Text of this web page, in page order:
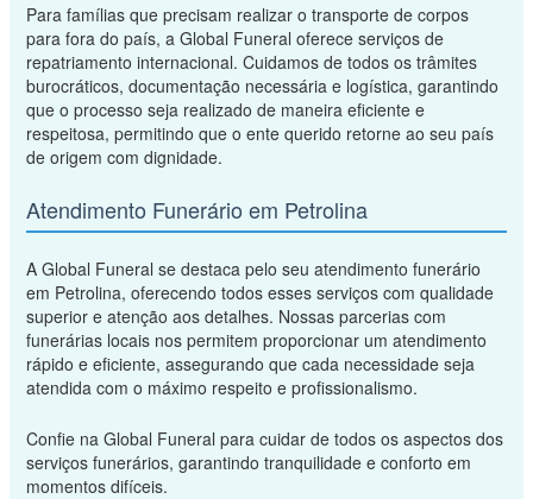
Para famílias que precisam realizar o transporte de corpos
para fora do país, a Global Funeral oferece serviços de
repatriamento internacional. Cuidamos de todos os trâmites
burocráticos, documentação necessária e logística, garantindo
que o processo seja realizado de maneira eficiente e
respeitosa, permitindo que o ente querido retorne ao seu país
de origem com dignidade.
Atendimento Funerário em Petrolina
A Global Funeral se destaca pelo seu atendimento funerário
em Petrolina, oferecendo todos esses serviços com qualidade
superior e atenção aos detalhes. Nossas parcerias com
funerárias locais nos permitem proporcionar um atendimento
rápido e eficiente, assegurando que cada necessidade seja
atendida com o máximo respeito e profissionalismo.
Confie na Global Funeral para cuidar de todos os aspectos dos
serviços funerários, garantindo tranquilidade e conforto em
momentos difíceis.